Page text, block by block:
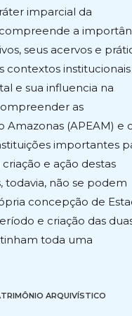
imparcial da
a
seus acervos e
contextos institucionais
e sua influencia na
as
Amazonas (APEAM) e
importantes
e ação destas
todavia, não se podem
concepção de
e criação das
toda uma
ARQUIVÍSTICO